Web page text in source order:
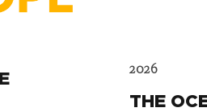
2026
THE